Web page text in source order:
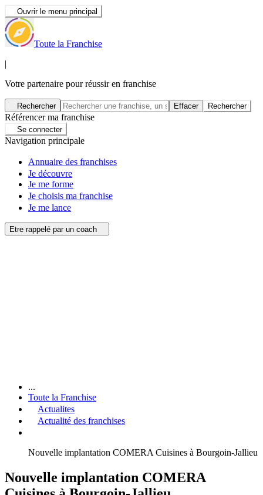
Ouvrir le menu principal
Toute la Franchise
|
Votre partenaire pour réussir en franchise
Rechercher Effacer Rechercher
Référencer ma franchise
Se connecter
Navigation principale
Annuaire des franchises
Je découvre
Je me forme
Je choisis ma franchise
Je me lance
Etre rappelé par un coach
...
Toute la Franchise
Actualites
Actualité des franchises
Nouvelle implantation COMERA Cuisines à Bourgoin-Jallieu
Nouvelle implantation COMERA